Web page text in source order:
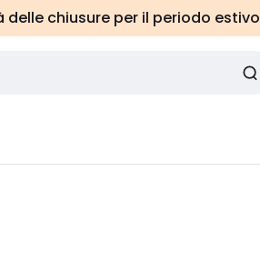
chiusure per il periodo